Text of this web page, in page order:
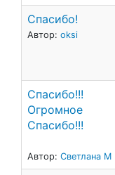
Спасибо!
Автор: oksi
Спасибо!!!
Огромное
Спасибо!!!
Автор: Светлана М